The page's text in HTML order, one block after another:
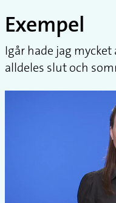
Exempel
Igår hade jag
alldeles slut och